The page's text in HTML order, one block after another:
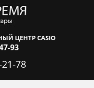
ЦЕНТР CASIO
93
78